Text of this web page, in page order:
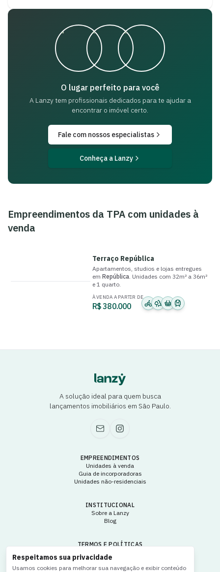
O lugar perfeito para você
A Lanzy tem profissionais dedicados parate ajudar a
encontrar o imóvel certo.
Fale com nossos especialistas
Conheça a Lanzy
Empreendimentos da TPA com unidades à
venda
Terraço República
Apartamentos, studios e lojas entregues
em República. Unidades com 32m² a 36m²
e 1 quarto.
À VENDA A PARTIR DE
R$ 380.000
A solução ideal para quem busca
lançamentos imobiliários em São Paulo.
EMPREENDIMENTOS
Unidades à venda
Guia de incorporadoras
Unidades não-residenciais
INSTITUCIONAL
Sobre a Lanzy
Blog
TERMOS E POLÍTICAS
Política de privacidade
Respeitamos sua privacidade
Usamos cookies para melhorar sua navegação e exibir conteúdo